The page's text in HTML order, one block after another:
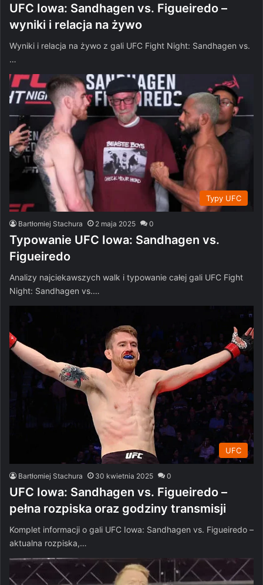
UFC Iowa: Sandhagen vs. Figueiredo –
wyniki i relacja na żywo
Wyniki i relacja na żywo z gali UFC Fight Night: Sandhagen vs.
…
Typy UFC
Bartłomiej Stachura 2 maja 2025 0
Typowanie UFC Iowa: Sandhagen vs.
Figueiredo
Analizy najciekawszych walk i typowanie całej gali UFC Fight
Night: Sandhagen vs.…
UFC
Bartłomiej Stachura 30 kwietnia 2025 0
UFC Iowa: Sandhagen vs. Figueiredo –
pełna rozpiska oraz godziny transmisji
Komplet informacji o gali UFC Iowa: Sandhagen vs. Figueiredo –
aktualna rozpiska,…